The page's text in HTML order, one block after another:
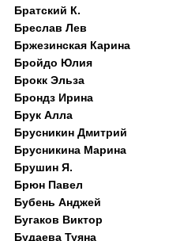
Братский К.
Бреслав Лев
Бржезинская Карина
Бройдо Юлия
Брокк Эльза
Брондз Ирина
Брук Алла
Брусникин Дмитрий
Брусникина Марина
Брушин Я.
Брюн Павел
Бубень Анджей
Бугаков Виктор
Будаева Туяна